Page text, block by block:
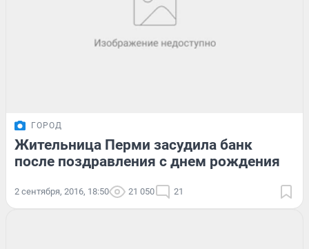
ГОРОД
Жительница Перми засудила банк
после поздравления с днем рождения
2 сентября, 2016, 18:50 21 050 21